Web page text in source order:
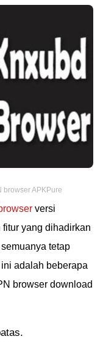
browser APKPure
versi
yang dihadirkan
tetap
adalah beberapa
browser download